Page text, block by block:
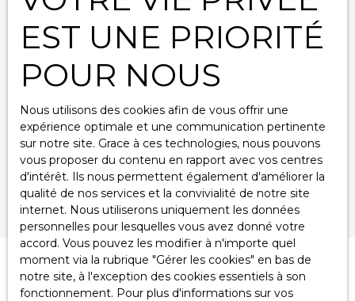
Activités
Localisation
Budget max (XPF)
Surface min (m²)
Rechercher
Pertinence
Trier par Créer une alerte
EST UNE PRIORITÉ
POUR NOUS
Nous utilisons des cookies afin de vous offrir une
expérience optimale et une communication pertinente
sur notre site. Grace à ces technologies, nous pouvons
vous proposer du contenu en rapport avec vos centres
d'intérêt. Ils nous permettent également d'améliorer la
qualité de nos services et la convivialité de notre site
internet. Nous utiliserons uniquement les données
personnelles pour lesquelles vous avez donné votre
accord. Vous pouvez les modifier à n'importe quel
moment via la rubrique ″Gérer les cookies″ en bas de
notre site, à l'exception des cookies essentiels à son
fonctionnement. Pour plus d'informations sur vos